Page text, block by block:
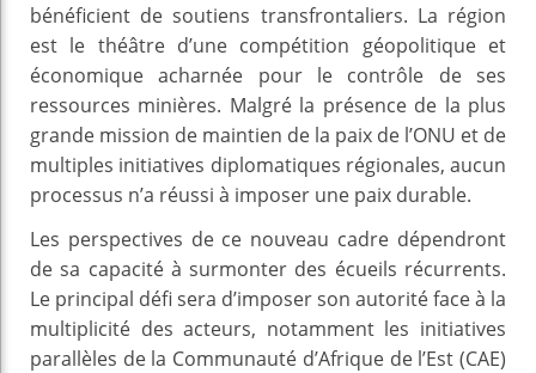
bénéficient de soutiens transfrontaliers. La région
est le théâtre d’une compétition géopolitique et
économique acharnée pour le contrôle de ses
ressources minières. Malgré la présence de la plus
grande mission de maintien de la paix de l’ONU et de
multiples initiatives diplomatiques régionales, aucun
processus n’a réussi à imposer une paix durable.
Les perspectives de ce nouveau cadre dépendront
de sa capacité à surmonter des écueils récurrents.
Le principal défi sera d’imposer son autorité face à la
multiplicité des acteurs, notamment les initiatives
parallèles de la Communauté d’Afrique de l’Est (CAE)